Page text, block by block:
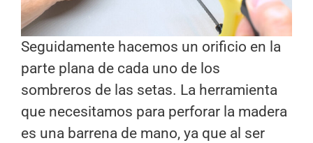
Seguidamente hacemos un orificio en la
parte plana de cada uno de los
sombreros de las setas. La herramienta
que necesitamos para perforar la madera
es una barrena de mano, ya que al ser